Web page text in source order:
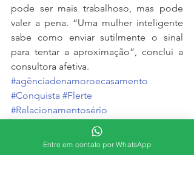
pode ser mais trabalhoso, mas pode
valer a pena. “Uma mulher inteligente
sabe como enviar sutilmente o sinal
para tentar a aproximação”, conclui a
consultora afetiva.
#agênciadenamoroecasamento
#Conquista #Flerte
#Relacionamentosério
Entre em contato por WhatsApp